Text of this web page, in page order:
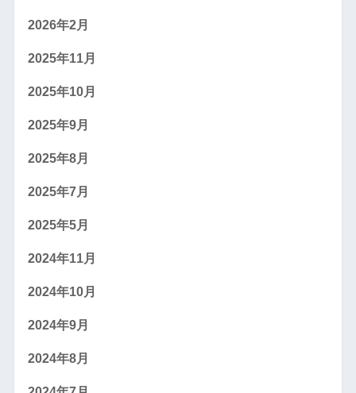
2026年2月
2025年11月
2025年10月
2025年9月
2025年8月
2025年7月
2025年5月
2024年11月
2024年10月
2024年9月
2024年8月